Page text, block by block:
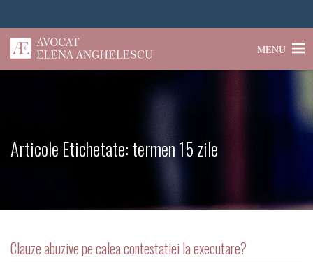
MENU
Articole Etichetate:termen 15 zile
Clauze abuzive pe calea contestatiei la executare?